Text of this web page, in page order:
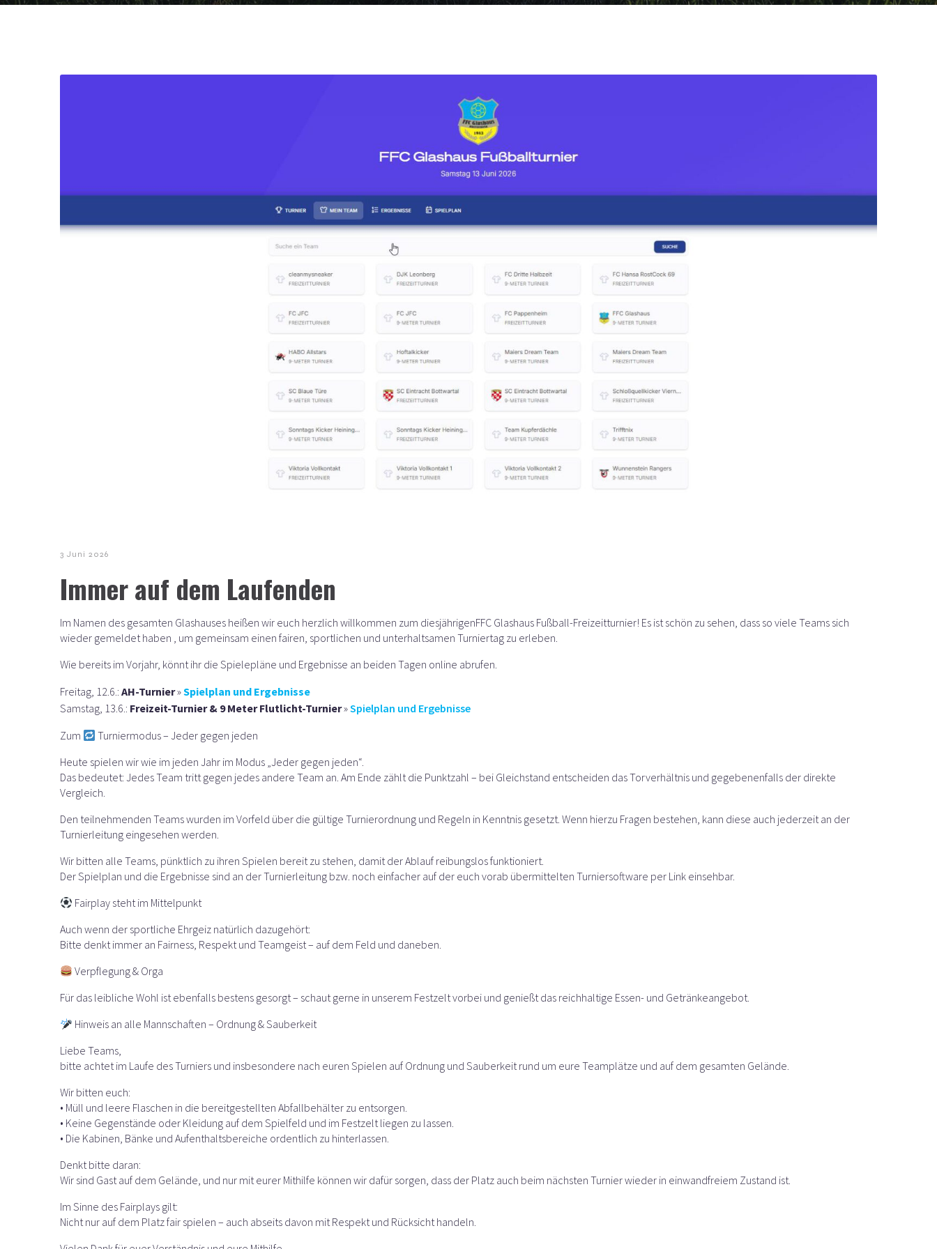
3 Juni 2026
Immer auf dem Laufenden
Im Namen des gesamten Glashauses heißen wir euch herzlich willkommen zum diesjährigenFFC Glashaus Fußball-Freizeitturnier! Es ist schön zu sehen, dass so viele Teams sich
wieder gemeldet haben , um gemeinsam einen fairen, sportlichen und unterhaltsamen Turniertag zu erleben.
Wie bereits im Vorjahr, könnt ihr die Spielepläne und Ergebnisse an beiden Tagen online abrufen.
Freitag, 12.6.: AH-Turnier»Spielplan und Ergebnisse
Samstag, 13.6.: Freizeit-Turnier & 9 Meter Flutlicht-Turnier»Spielplan und Ergebnisse
Zum
Turniermodus – Jeder gegen jeden
Heute spielen wir wie im jeden Jahr im Modus „Jeder gegen jeden“.
Das bedeutet: Jedes Team tritt gegen jedes andere Team an. Am Ende zählt die Punktzahl – bei Gleichstand entscheiden das Torverhältnis und gegebenenfalls der direkte
Vergleich.
Den teilnehmenden Teams wurden im Vorfeld über die gültige Turnierordnung und Regeln in Kenntnis gesetzt. Wenn hierzu Fragen bestehen, kann diese auch jederzeit an der
Turnierleitung eingesehen werden.
Wir bitten alle Teams, pünktlich zu ihren Spielen bereit zu stehen, damit der Ablauf reibungslos funktioniert.
Der Spielplan und die Ergebnisse sind an der Turnierleitung bzw. noch einfacher auf der euch vorab übermittelten Turniersoftware per Link einsehbar.
Fairplay steht im Mittelpunkt
Auch wenn der sportliche Ehrgeiz natürlich dazugehört:
Bitte denkt immer an Fairness, Respekt und Teamgeist – auf dem Feld und daneben.
Verpflegung & Orga
Für das leibliche Wohl ist ebenfalls bestens gesorgt – schaut gerne in unserem Festzelt vorbei und genießt das reichhaltige Essen- und Getränkeangebot.
Hinweis an alle Mannschaften – Ordnung & Sauberkeit
Liebe Teams,
bitte achtet im Laufe des Turniers und insbesondere nach euren Spielen auf Ordnung und Sauberkeit rund um eure Teamplätze und auf dem gesamten Gelände.
Wir bitten euch:
• Müll und leere Flaschen in die bereitgestellten Abfallbehälter zu entsorgen.
• Keine Gegenstände oder Kleidung auf dem Spielfeld und im Festzelt liegen zu lassen.
• Die Kabinen, Bänke und Aufenthaltsbereiche ordentlich zu hinterlassen.
Denkt bitte daran:
Wir sind Gast auf dem Gelände, und nur mit eurer Mithilfe können wir dafür sorgen, dass der Platz auch beim nächsten Turnier wieder in einwandfreiem Zustand ist.
Im Sinne des Fairplays gilt:
Nicht nur auf dem Platz fair spielen – auch abseits davon mit Respekt und Rücksicht handeln.